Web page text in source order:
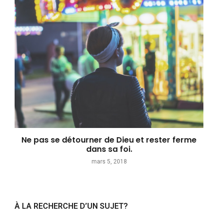
Ne pas se détourner de Dieu et rester ferme
dans sa foi.
mars 5, 2018
À LA RECHERCHE D’UN SUJET?